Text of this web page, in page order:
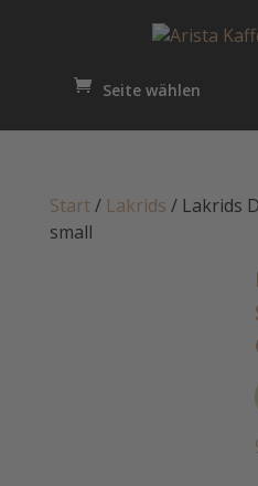
Seite wählen
Start/ Lakrids / Lakrids
small